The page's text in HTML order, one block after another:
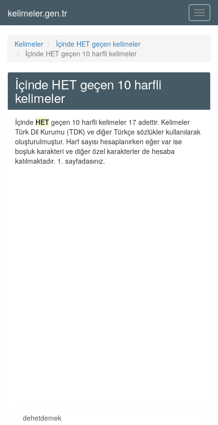
Menü
kelimeler.gen.tr
Kelimeler
İçinde HET geçen kelimeler
İçinde HET geçen 10 harfli kelimeler
İçinde HET geçen 10 harfli
kelimeler
İçinde HET geçen 10 harfli kelimeler 17 adettir. Kelimeler
Türk Dil Kurumu (TDK) ve diğer Türkçe sözlükler kullanılarak
oluşturulmuştur. Harf sayısı hesaplanırken eğer var ise
boşluk karakteri ve diğer özel karakterler de hesaba
katılmaktadır. 1. sayfadasınız.
dehetdemek